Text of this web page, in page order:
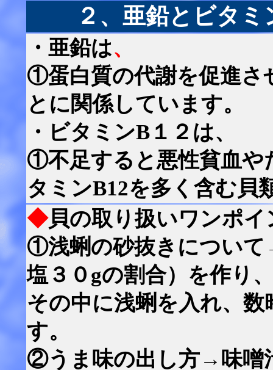
２、亜鉛とビタ
・亜鉛は、
①蛋白質の代謝を促進
とに関係しています。
・ビタミンB１２は、
①不足すると悪性貧血
タミンB12を多く含む貝
◆貝の取り扱いワンポイ
①浅蜊の砂抜きについ
塩３０gの割合）を作り
その中に浅蜊を入れ、
す。
②うま味の出し方→味噌